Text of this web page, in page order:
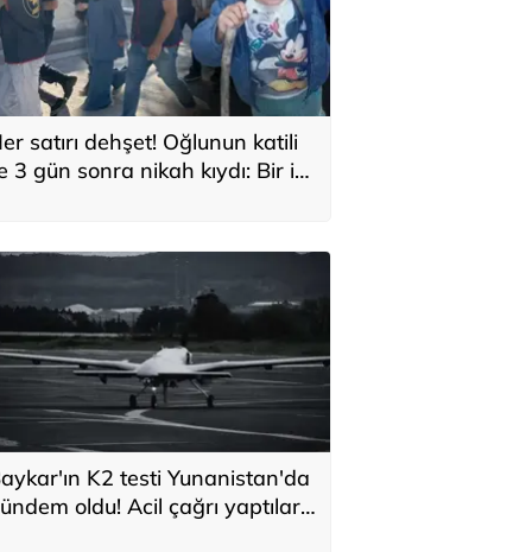
satırı dehşet! Oğlunun katili
3 gün sonra nikah kıydı: Bir iki
K2 testi Yunanistan'da
oldu! Acil çağrı yaptılar...